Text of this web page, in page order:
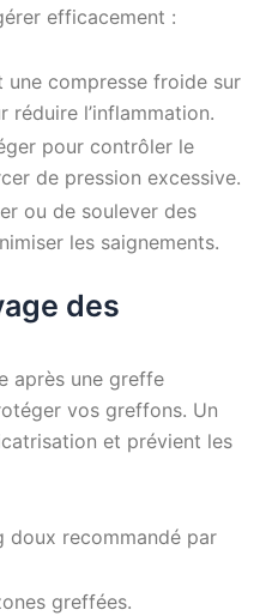
efficacement :
compresse froide sur
réduire l’inflammation.
pour contrôler le
de pression excessive.
ou de soulever des
les saignements.
des
après une greffe
vos greffons. Un
et prévient les
doux recommandé par
greffées.